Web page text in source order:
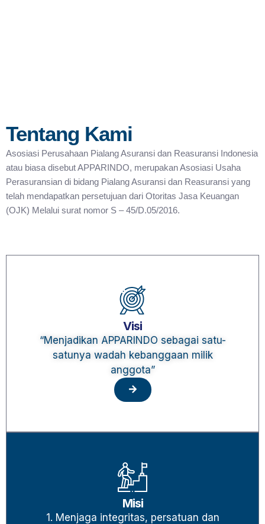
Tentang Kami
Asosiasi Perusahaan Pialang Asuransi dan Reasuransi Indonesia
atau biasa disebut APPARINDO, merupakan Asosiasi Usaha
Perasuransian di bidang Pialang Asuransi dan Reasuransi yang
telah mendapatkan persetujuan dari Otoritas Jasa Keuangan
(OJK) Melalui surat nomor S – 45/D.05/2016.
Visi
“Menjadikan APPARINDO sebagai satu-
satunya wadah kebanggaan milik
anggota”
Misi
1. Menjaga integritas, persatuan dan